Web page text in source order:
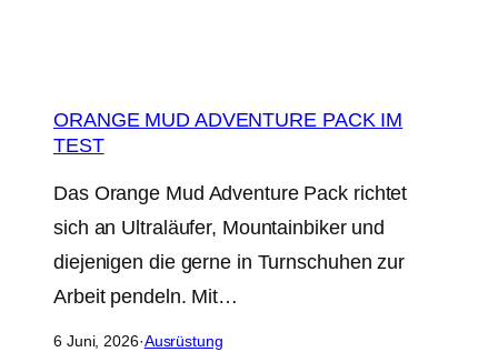
ORANGE MUD ADVENTURE PACK IM
TEST
Das Orange Mud Adventure Pack richtet
sich an Ultraläufer, Mountainbiker und
diejenigen die gerne in Turnschuhen zur
Arbeit pendeln. Mit…
6 Juni, 2026·Ausrüstung